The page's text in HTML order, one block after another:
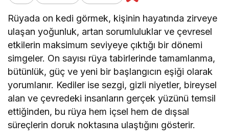
Rüyada on kedi görmek, kişinin hayatında zirveye
ulaşan yoğunluk, artan sorumluluklar ve çevresel
etkilerin maksimum seviyeye çıktığı bir dönemi
simgeler. On sayısı rüya tabirlerinde tamamlanma,
bütünlük, güç ve yeni bir başlangıcın eşiği olarak
yorumlanır. Kediler ise sezgi, gizli niyetler, bireysel
alan ve çevredeki insanların gerçek yüzünü temsil
ettiğinden, bu rüya hem içsel hem de dışsal
süreçlerin doruk noktasına ulaştığını gösterir.